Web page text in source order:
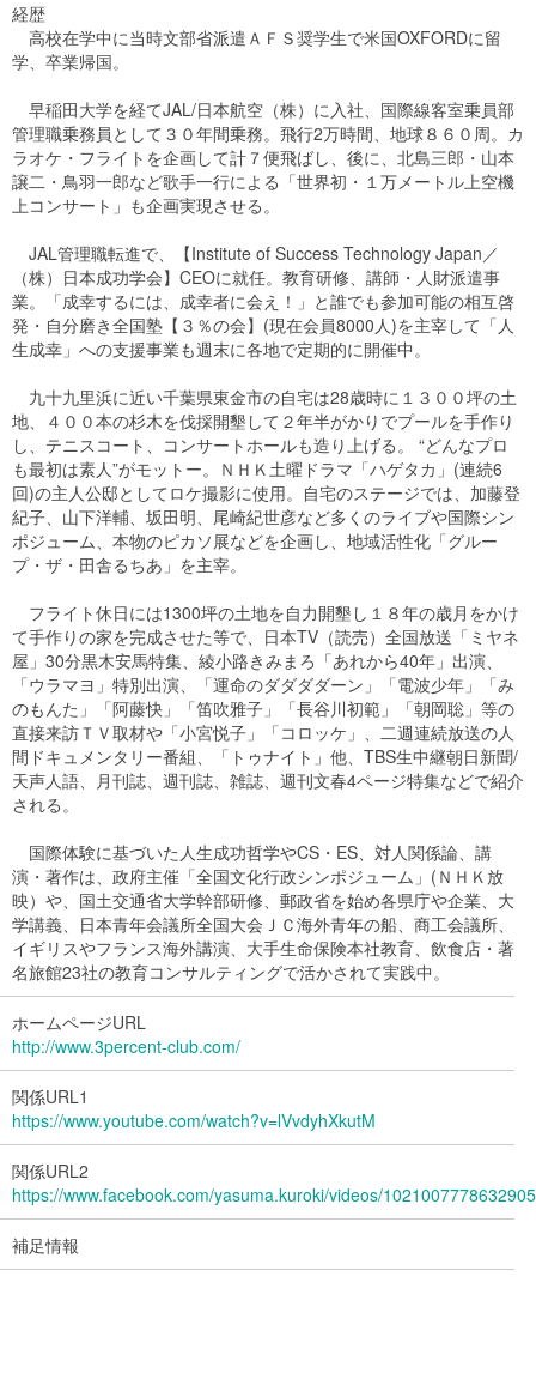
経歴
高校在学中に当時文部省派遣ＡＦＳ奨学生で米国OXFORDに留
学、卒業帰国。
早稲田大学を経てJAL/日本航空（株）に入社、国際線客室乗員部
管理職乗務員として３０年間乗務。飛行2万時間、地球８６０周。カ
ラオケ・フライトを企画して計７便飛ばし、後に、北島三郎・山本
譲二・鳥羽一郎など歌手一行による「世界初・１万メートル上空機
上コンサート」も企画実現させる。
JAL管理職転進で、【Institute of Success Technology Japan／
（株）日本成功学会】CEOに就任。教育研修、講師・人財派遣事
業。「成幸するには、成幸者に会え！」と誰でも参加可能の相互啓
発・自分磨き全国塾【３％の会】(現在会員8000人)を主宰して「人
生成幸」への支援事業も週末に各地で定期的に開催中。
九十九里浜に近い千葉県東金市の自宅は28歳時に１３００坪の土
地、４００本の杉木を伐採開墾して２年半がかりでプールを手作り
し、テニスコート、コンサートホールも造り上げる。 “どんなプロ
も最初は素人”がモットー。ＮＨＫ土曜ドラマ「ハゲタカ」(連続6
回)の主人公邸としてロケ撮影に使用。自宅のステージでは、加藤登
紀子、山下洋輔、坂田明、尾崎紀世彦など多くのライブや国際シン
ポジューム、本物のピカソ展などを企画し、地域活性化「グルー
プ・ザ・田舎るちあ」を主宰。
フライト休日には1300坪の土地を自力開墾し１８年の歳月をかけ
て手作りの家を完成させた等で、日本TV（読売）全国放送「ミヤネ
屋」30分黒木安馬特集、綾小路きみまろ「あれから40年」出演、
「ウラマヨ」特別出演、「運命のダダダダーン」「電波少年」「み
のもんた」「阿藤快」「笛吹雅子」「長谷川初範」「朝岡聡」等の
直接来訪ＴＶ取材や「小宮悦子」「コロッケ」、二週連続放送の人
間ドキュメンタリー番組、「トゥナイト」他、TBS生中継朝日新聞/
天声人語、月刊誌、週刊誌、雑誌、週刊文春4ページ特集などで紹介
される。
国際体験に基づいた人生成功哲学やCS・ES、対人関係論、講
演・著作は、政府主催「全国文化行政シンポジューム」(ＮＨＫ放
映）や、国土交通省大学幹部研修、郵政省を始め各県庁や企業、大
学講義、日本青年会議所全国大会ＪＣ海外青年の船、商工会議所、
イギリスやフランス海外講演、大手生命保険本社教育、飲食店・著
名旅館23社の教育コンサルティングで活かされて実践中。
ホームページURL
http://www.3percent-club.com/
関係URL1
https://www.youtube.com/watch?v=lVvdyhXkutM
関係URL2
https://www.facebook.com/yasuma.kuroki/videos/
補足情報